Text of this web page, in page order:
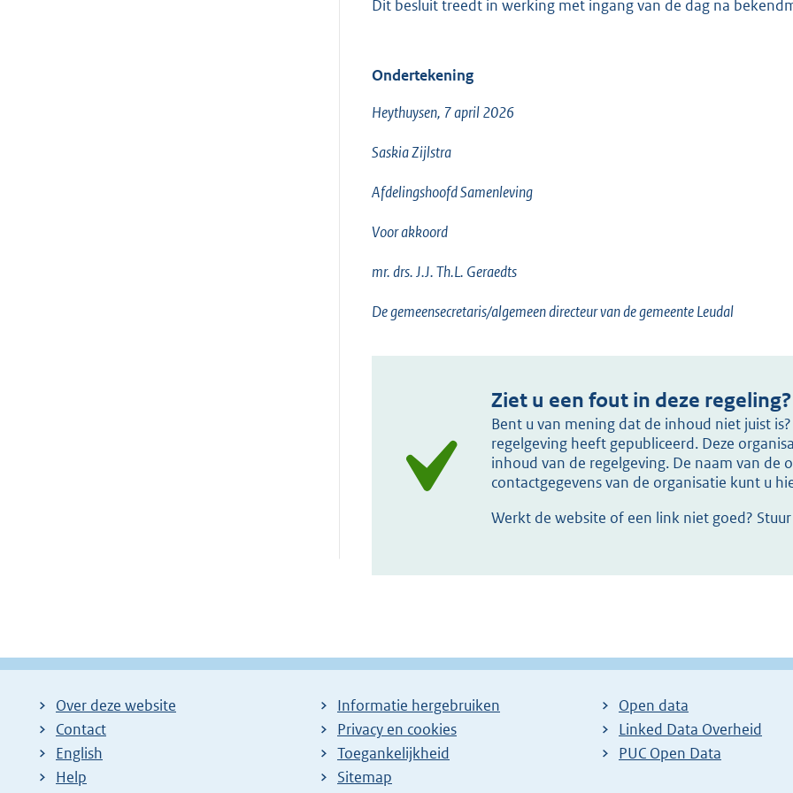
Dit besluit treedt in werking met ingang van de dag na
Ondertekening
Heythuysen, 7 april 2026
Saskia Zijlstra
Afdelingshoofd Samenleving
Voor akkoord
mr. drs. J.J. Th.L. Geraedts
De gemeensecretaris/algemeen directeur van de gemeente Leudal
Ziet u een fout in deze regeling?
Bent u van mening dat de inhoud niet juist
regelgeving heeft gepubliceerd. Deze
inhoud van de regelgeving. De naam van de
contactgegevens van de organisatie kunt u
Werkt de website of een link niet goed?
Over deze website
Contact
English
Help
Informatie hergebruiken
Privacy en cookies
Toegankelijkheid
Sitemap
Open data
Linked Data Overheid
PUC Open Data